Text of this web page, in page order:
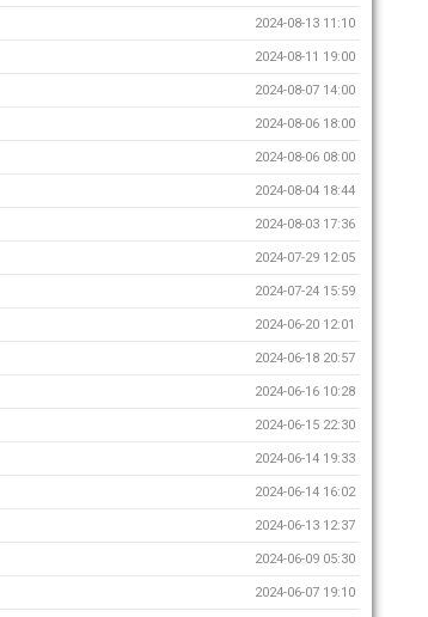
2024-08-13 11:10
2024-08-11 19:00
2024-08-07 14:00
2024-08-06 18:00
2024-08-06 08:00
2024-08-04 18:44
2024-08-03 17:36
2024-07-29 12:05
2024-07-24 15:59
2024-06-20 12:01
2024-06-18 20:57
2024-06-16 10:28
2024-06-15 22:30
2024-06-14 19:33
2024-06-14 16:02
2024-06-13 12:37
2024-06-09 05:30
2024-06-07 19:10